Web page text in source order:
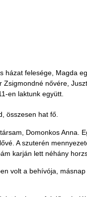
felesége, Magda
nővére,
en laktunk együtt.
összesen hat fő.
Domonkos Anna.
A szuterén
karján lett néhány
volt a behívója,